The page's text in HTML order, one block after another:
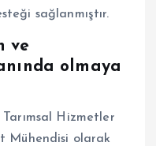
sağlanmıştır.
ve
olmaya
Hizmetler
Mühendisi olarak